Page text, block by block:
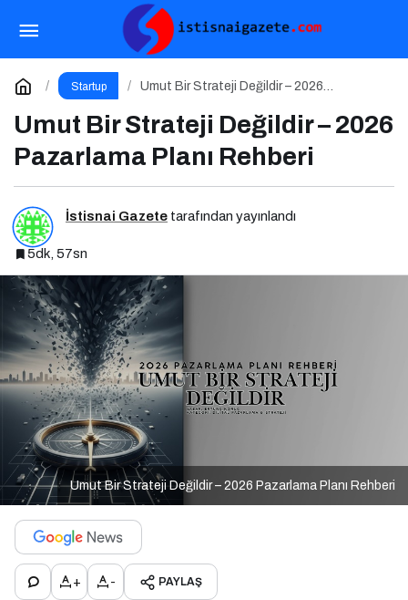
Startup
Umut Bir Strateji Değildir – 2026
Umut Bir Strateji Değildir – 2026
Pazarlama Planı Rehberi
İstisnai Gazete tarafından yayınlandı
5dk, 57sn
Umut Bir Strateji Değildir – 2026 Pazarlama Planı Rehberi
+ - PAYLAŞ
Teknoloji ve Kariyer Zirvesi 5 Ocak 2026’da!
Yorum Yap